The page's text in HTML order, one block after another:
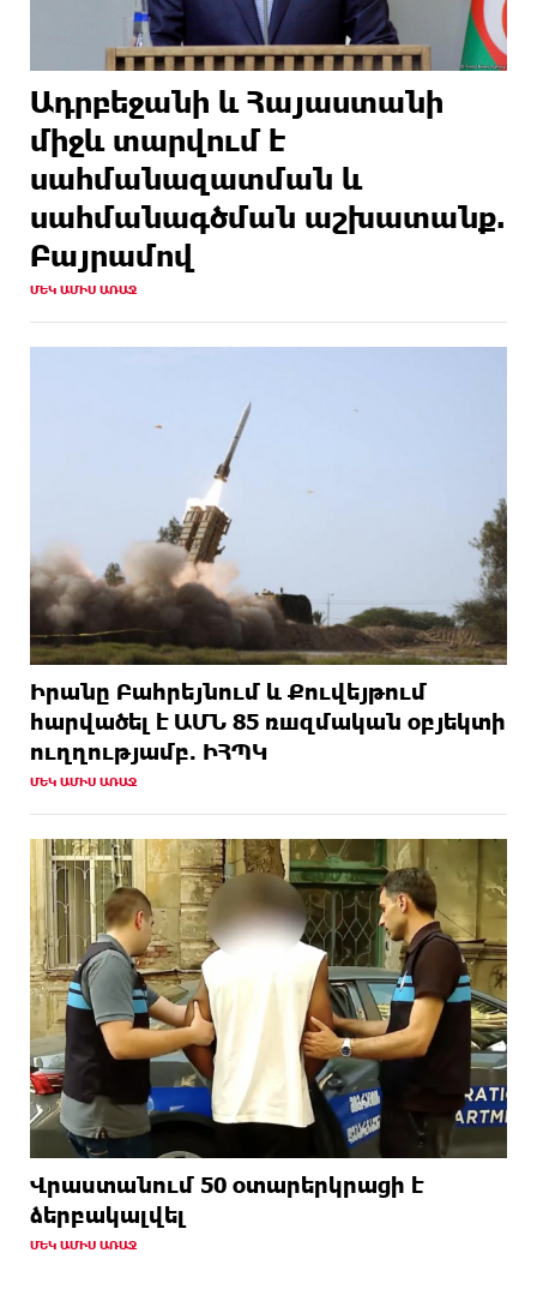
Ադրբեջանի և Հայաստանի
միջև տարվում է
սահմանազատման և
սահմանագծման աշխատանք.
Բայրամով
ՄԵԿ ԱՄԻՍ ԱՌԱՋ
Իրանը Բահրեյնում և Քուվեյթում
hարվածել է ԱՄՆ 85 ռшզմական օբյեկտի
ուղղությամբ. ԻՀՊԿ
ՄԵԿ ԱՄԻՍ ԱՌԱՋ
Վրաստանում 50 օտարերկրացի է
ձերբակալվել
ՄԵԿ ԱՄԻՍ ԱՌԱՋ